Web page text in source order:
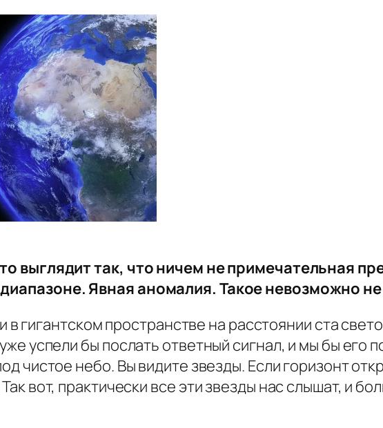
выглядит так, что ничем не примечательная
Явная аномалия. Такое невозможно
в гигантском пространстве на расстоянии ста
успели бы послать ответный сигнал, и мы бы его
чистое небо. Вы видите звезды. Если горизонт
вот, практически все эти звезды нас слышат, и